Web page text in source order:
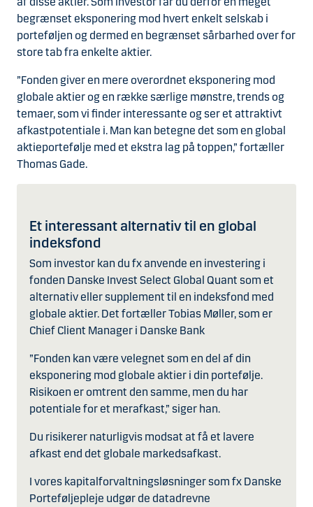
begrænset eksponering mod hvert enkelt selskab i
porteføljen og dermed en begrænset sårbarhed over for
store tab fra enkelte aktier.
”Fonden giver en mere overordnet eksponering mod
globale aktier og en række særlige mønstre, trends og
temaer, som vi finder interessante og ser et attraktivt
afkastpotentiale i. Man kan betegne det som en global
aktieportefølje med et ekstra lag på toppen,” fortæller
Thomas Gade.
Et interessant alternativ til en global
indeksfond
Som investor kan du fx anvende en investering i
fonden Danske Invest Select Global Quant som et
alternativ eller supplement til en indeksfond med
globale aktier. Det fortæller Tobias Møller, som er
Chief Client Manager i Danske Bank
”Fonden kan være velegnet som en del af din
eksponering mod globale aktier i din portefølje.
Risikoen er omtrent den samme, men du har
potentiale for et merafkast,” siger han.
Du risikerer naturligvis modsat at få et lavere
afkast end det globale markedsafkast.
I vores kapitalforvaltningsløsninger som fx Danske
Porteføljepleje udgør de datadrevne